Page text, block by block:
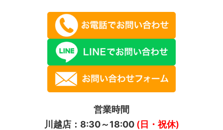
営業時間
川越店：8:30～18:00(日・祝休)